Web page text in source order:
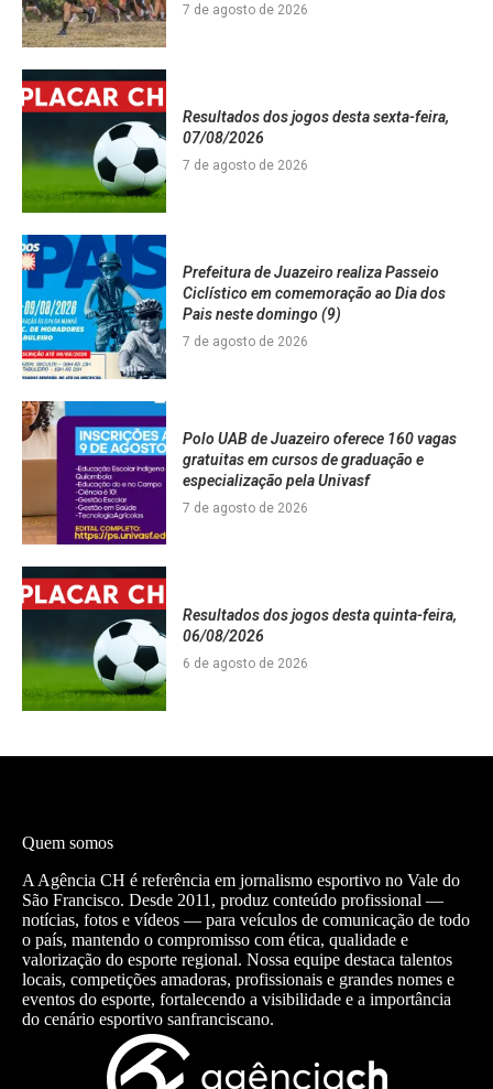
7 de agosto de 2026
Resultados dos jogos desta sexta-feira,
07/08/2026
7 de agosto de 2026
Prefeitura de Juazeiro realiza Passeio
Ciclístico em comemoração ao Dia dos
Pais neste domingo (9)
7 de agosto de 2026
Polo UAB de Juazeiro oferece 160 vagas
gratuitas em cursos de graduação e
especialização pela Univasf
7 de agosto de 2026
Resultados dos jogos desta quinta-feira,
06/08/2026
6 de agosto de 2026
Quem somos
A Agência CH é referência em jornalismo esportivo no Vale do
São Francisco. Desde 2011, produz conteúdo profissional —
notícias, fotos e vídeos — para veículos de comunicação de todo
o país, mantendo o compromisso com ética, qualidade e
valorização do esporte regional. Nossa equipe destaca talentos
locais, competições amadoras, profissionais e grandes nomes e
eventos do esporte, fortalecendo a visibilidade e a importância
do cenário esportivo sanfranciscano.